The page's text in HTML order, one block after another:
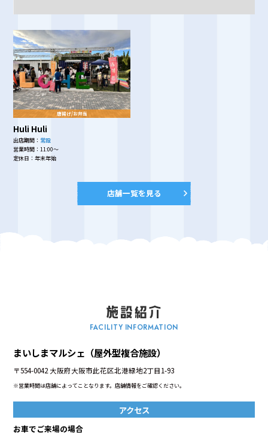
唐揚げ/お弁当
Huli Huli
出店期間： 常設
営業時間：11:00～
定休日：年末年始
店舗一覧を見る
FACILITY INFORMATION
まいしまマルシェ（屋外型複合施設）
〒554-0042 大阪府大阪市此花区北港緑地2丁目1-93
※営業時間は店舗によってことなります。店舗情報をご確認ください。
アクセス
お車でご来場の場合